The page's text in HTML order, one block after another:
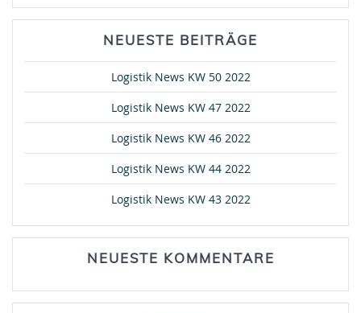
NEUESTE BEITRÄGE
Logistik News KW 50 2022
Logistik News KW 47 2022
Logistik News KW 46 2022
Logistik News KW 44 2022
Logistik News KW 43 2022
NEUESTE KOMMENTARE